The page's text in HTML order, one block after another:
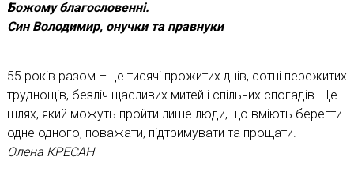
Божому благословенні.
Син Володимир, онучки та правнуки
55 років разом – це тисячі прожитих днів, сотні пережитих
труднощів, безліч щасливих митей і спільних спогадів. Це
шлях, який можуть пройти лише люди, що вміють берегти
одне одного, поважати, підтримувати та прощати.
Олена КРЕСАН